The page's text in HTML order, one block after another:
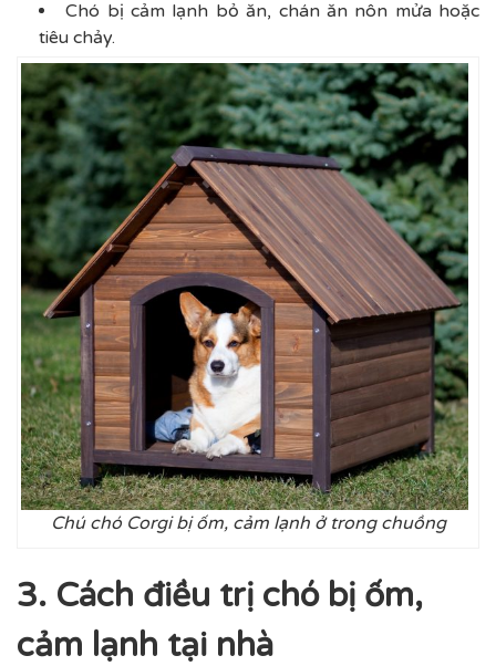
Chó bị cảm lạnh bỏ ăn, chán ăn nôn mửa hoặc
tiêu chảy.
Chú chó Corgi bị ốm, cảm lạnh ở trong chuồng
3. Cách điều trị chó bị ốm,
cảm lạnh tại nhà